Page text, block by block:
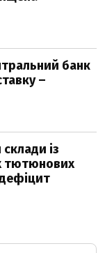
банк
–
із
тютюнових
дефіцит